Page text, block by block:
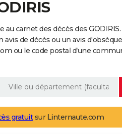
carnet des décès des
de décès ou un avis
ou le code postal d'une
gratuitsur Linternaute.com